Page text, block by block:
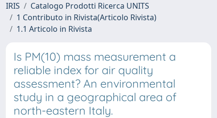
IRIS
Catalogo Prodotti Ricerca UNITS
1 Contributo in Rivista(Articolo Rivista)
1.1 Articolo in Rivista
Is PM(10) mass measurement a
reliable index for air quality
assessment? An environmental
study in a geographical area of
north-eastern Italy.